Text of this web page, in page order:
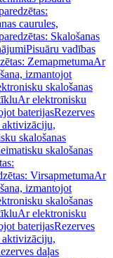
caurules,
Skalošanas
Pisuāru vadības
ZemapmetumaAr
izmantojot
skalošanas
Ar elektronisku
baterijasRezerves
aktivizāciju,
skalošanas
skalošanas
VirsapmetumaAr
izmantojot
skalošanas
Ar elektronisku
baterijasRezerves
aktivizāciju,
daļas